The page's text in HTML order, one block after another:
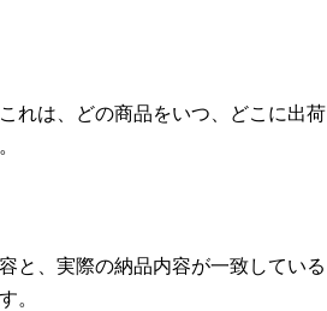
れは、どの商品をいつ、どこに出荷
と、実際の納品内容が一致している
。